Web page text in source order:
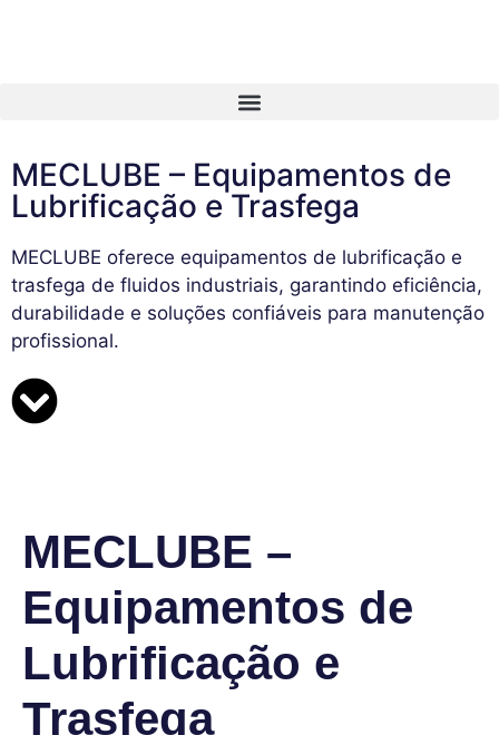
MECLUBE – Equipamentos de
Lubrificação e Trasfega
MECLUBE oferece equipamentos de lubrificação e
trasfega de fluidos industriais, garantindo eficiência,
durabilidade e soluções confiáveis para manutenção
profissional.
MECLUBE –
Equipamentos de
Lubrificação e
Trasfega